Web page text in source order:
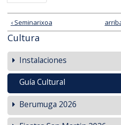
‹ Seminarixoa
Cultura
Instalaciones
Guía Cultural
Berumuga 2026